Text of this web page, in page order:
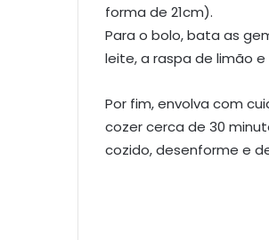
forma de 21cm).
Para o bolo, bata as
leite, a raspa de limão
Por fim, envolva com
cozer cerca de 30
cozido, desenforme e